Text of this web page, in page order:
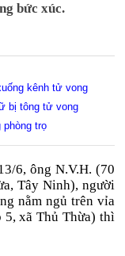
bức xúc.
kênh tử vong
bị tông tử vong
trọ
6, ông N.V.H. (70
Tây Ninh), người
nằm ngủ trên vỉa
5, xã Thủ Thừa) thì